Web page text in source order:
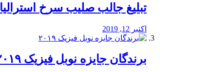
تبلیغ جالب صلیب سرخ استرالیا
اکتبر 12, 2019
برندگان جایزه نوبل فیزیک ۲۰۱۹